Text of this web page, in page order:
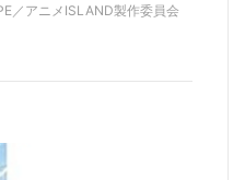
／アニメISLAND製作委員会